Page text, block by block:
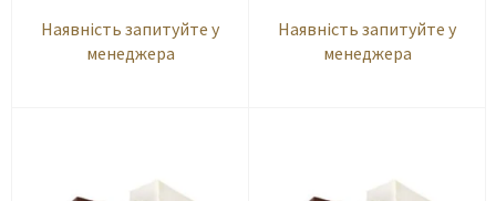
Наявність запитуйте у
менеджера
Наявність запитуйте у
менеджера